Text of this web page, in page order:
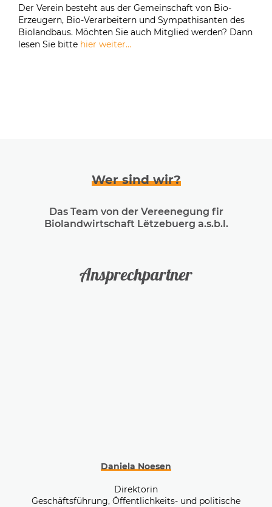
Der Verein besteht aus der Gemeinschaft von Bio-
Erzeugern, Bio-Verarbeitern und Sympathisanten des
Biolandbaus. Möchten Sie auch Mitglied werden? Dann
lesen Sie bitte hier weiter…
Wer sind wir?
Das Team von der Vereenegung fir
Biolandwirtschaft Lëtzebuerg a.s.b.l.
Ansprechpartner
Daniela Noesen
Direktorin
Geschäftsführung, Öffentlichkeits- und politische